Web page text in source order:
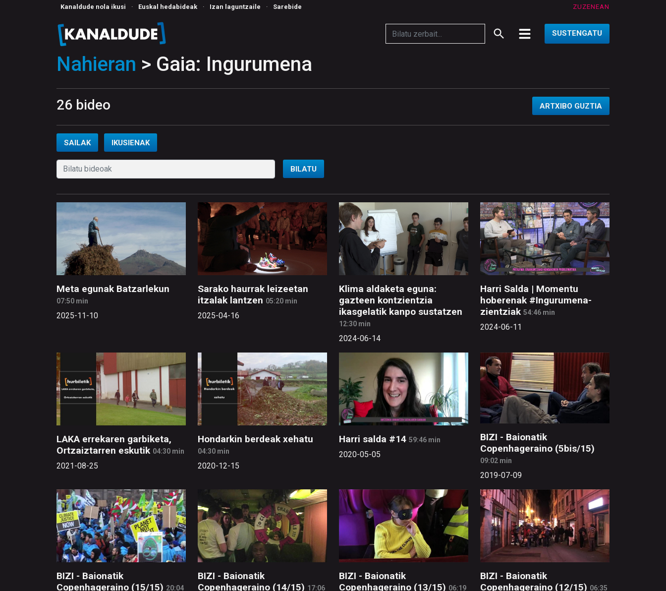
Kanaldude nola ikusi · Euskal hedabideak · Izan laguntzaile · Sarebide ZUZENEAN
SUSTENGATU
Nahieran > Gaia: Ingurumena
26 bideo ARTXIBO GUZTIA
SAILAK IKUSIENAK
BILATU
Meta egunak Batzarlekun
07:50 min
2025-11-10
Sarako haurrak leizeetan
itzalak lantzen 05:20 min
2025-04-16
Klima aldaketa eguna:
gazteen kontzientzia
ikasgelatik kanpo sustatzen
12:30 min
2024-06-14
Harri Salda | Momentu
hoberenak #Ingurumena-
zientziak 54:46 min
2024-06-11
LAKA errekaren garbiketa,
Ortzaiztarren eskutik 04:30 min
2021-08-25
Hondarkin berdeak xehatu
04:30 min
2020-12-15
Harri salda #14 59:46 min
2020-05-05
BIZI - Baionatik
Copenhageraino (5bis/15)
09:02 min
2019-07-09
BIZI - Baionatik
Copenhageraino (15/15) 20:04
BIZI - Baionatik
Copenhageraino (14/15) 17:06
BIZI - Baionatik
Copenhageraino (13/15) 06:19
BIZI - Baionatik
Copenhageraino (12/15) 06:35